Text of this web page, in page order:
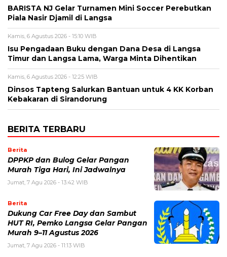
BARISTA NJ Gelar Turnamen Mini Soccer Perebutkan
Piala Nasir Djamil di Langsa
Kamis, 6 Agustus 2026 - 15:10 WIB
Isu Pengadaan Buku dengan Dana Desa di Langsa
Timur dan Langsa Lama, Warga Minta Dihentikan
Kamis, 6 Agustus 2026 - 12:25 WIB
Dinsos Tapteng Salurkan Bantuan untuk 4 KK Korban
Kebakaran di Sirandorung
BERITA TERBARU
Berita
DPPKP dan Bulog Gelar Pangan
Murah Tiga Hari, Ini Jadwalnya
Jumat, 7 Agu 2026 - 13:42 WIB
Berita
Dukung Car Free Day dan Sambut
HUT RI, Pemko Langsa Gelar Pangan
Murah 9–11 Agustus 2026
Jumat, 7 Agu 2026 - 11:13 WIB